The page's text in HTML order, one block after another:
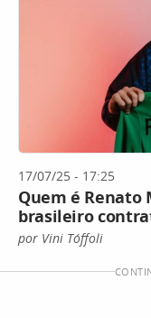
17/07/25 - 17:25
Quem é
brasileiro
por Vini Tóffoli